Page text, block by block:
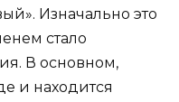
Изначально это
стало
В основном,
и находится